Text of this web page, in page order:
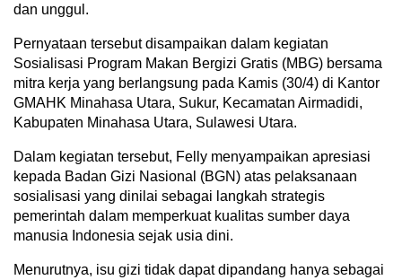
dan unggul.
Pernyataan tersebut disampaikan dalam kegiatan
Sosialisasi Program Makan Bergizi Gratis (MBG) bersama
mitra kerja yang berlangsung pada Kamis (30/4) di Kantor
GMAHK Minahasa Utara, Sukur, Kecamatan Airmadidi,
Kabupaten Minahasa Utara, Sulawesi Utara.
Dalam kegiatan tersebut, Felly menyampaikan apresiasi
kepada Badan Gizi Nasional (BGN) atas pelaksanaan
sosialisasi yang dinilai sebagai langkah strategis
pemerintah dalam memperkuat kualitas sumber daya
manusia Indonesia sejak usia dini.
Menurutnya, isu gizi tidak dapat dipandang hanya sebagai